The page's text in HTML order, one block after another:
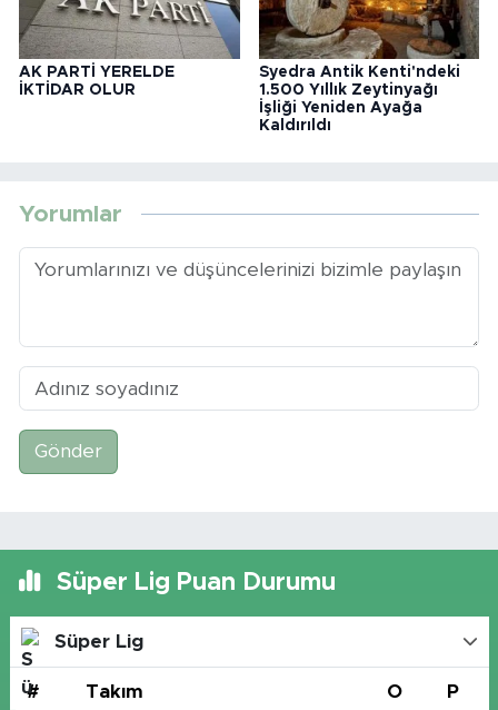
AK PARTİ YERELDE
İKTİDAR OLUR
Syedra Antik Kenti'ndeki
1.500 Yıllık Zeytinyağı
İşliği Yeniden Ayağa
Kaldırıldı
Yorumlar
Gönder
Süper Lig Puan Durumu
Süper Lig
# Takım O P